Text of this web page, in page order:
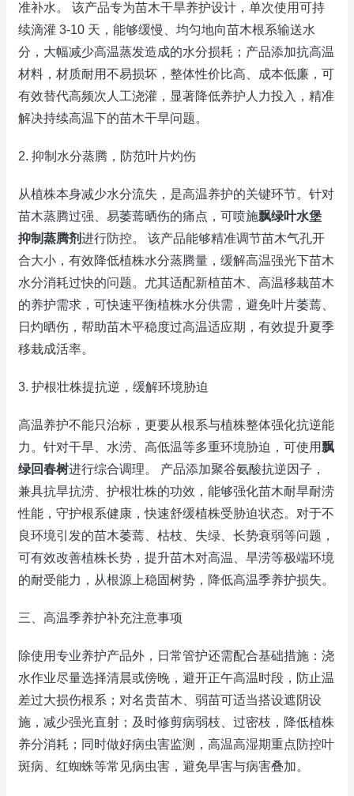
准补水。 该产品专为苗木干旱养护设计，单次使用可持
续滴灌 3-10 天，能够缓慢、均匀地向苗木根系输送水
分，大幅减少高温蒸发造成的水分损耗；产品添加抗高温
材料，材质耐用不易损坏，整体性价比高、成本低廉，可
有效替代高频次人工浇灌，显著降低养护人力投入，精准
解决持续高温下的苗木干旱问题。
2. 抑制水分蒸腾，防范叶片灼伤
从植株本身减少水分流失，是高温养护的关键环节。针对
苗木蒸腾过强、易萎蔫晒伤的痛点，可喷施飘绿叶水堡
抑制蒸腾剂进行防控。 该产品能够精准调节苗木气孔开
合大小，有效降低植株水分蒸腾量，缓解高温强光下苗木
水分消耗过快的问题。尤其适配新植苗木、高温移栽苗木
的养护需求，可快速平衡植株水分供需，避免叶片萎蔫、
日灼晒伤，帮助苗木平稳度过高温适应期，有效提升夏季
移栽成活率。
3. 护根壮株提抗逆，缓解环境胁迫
高温养护不能只治标，更要从根系与植株整体强化抗逆能
力。针对干旱、水涝、高低温等多重环境胁迫，可使用飘
绿回春树进行综合调理。 产品添加聚谷氨酸抗逆因子，
兼具抗旱抗涝、护根壮株的功效，能够强化苗木耐旱耐涝
性能，守护根系健康，快速舒缓植株受胁迫状态。对于不
良环境引发的苗木萎蔫、枯枝、失绿、长势衰弱等问题，
可有效改善植株长势，提升苗木对高温、旱涝等极端环境
的耐受能力，从根源上稳固树势，降低高温季养护损失。
三、高温季养护补充注意事项
除使用专业养护产品外，日常管护还需配合基础措施：浇
水作业尽量选择清晨或傍晚，避开正午高温时段，防止温
差过大损伤根系；对名贵苗木、弱苗可适当搭设遮阴设
施，减少强光直射；及时修剪病弱枝、过密枝，降低植株
养分消耗；同时做好病虫害监测，高温高湿期重点防控叶
斑病、红蜘蛛等常见病虫害，避免旱害与病害叠加。